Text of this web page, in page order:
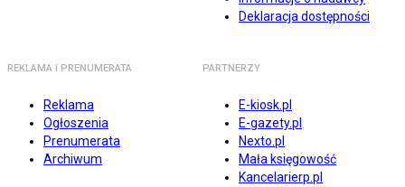
Deklaracja dostępności
REKLAMA I PRENUMERATA
Reklama
Ogłoszenia
Prenumerata
Archiwum
PARTNERZY
E-kiosk.pl
E-gazety.pl
Nexto.pl
Mała księgowość
Kancelarierp.pl